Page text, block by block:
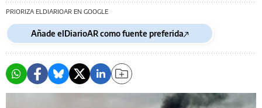
PRIORIZA ELDIARIOAR EN GOOGLE
Añade elDiarioAR como fuente preferida